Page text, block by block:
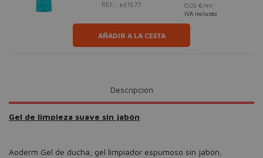
REF.: #61677
0,02 €/ml
IVA incluido
AÑADIR A LA CESTA
Descripción
Gel de limpieza suave sin jabón
Aoderm Gel de ducha, gel limpiador espumoso sin jabón,